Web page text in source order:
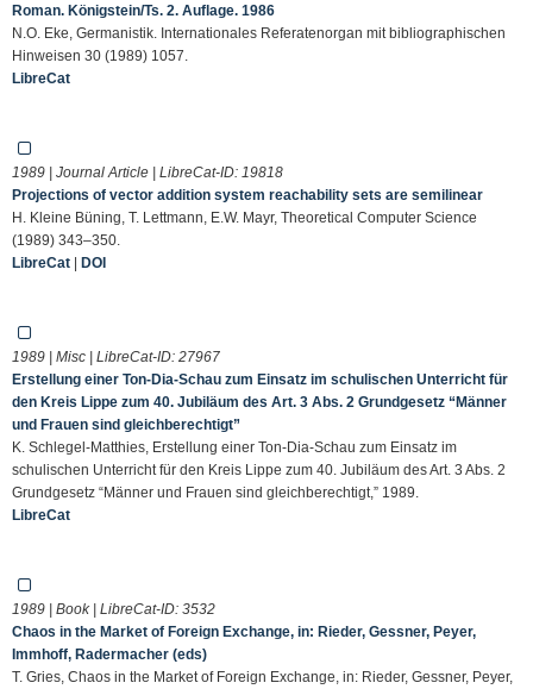
Roman. Königstein/Ts. 2. Auflage. 1986
N.O. Eke, Germanistik. Internationales Referatenorgan mit bibliographischen
Hinweisen 30 (1989) 1057.
LibreCat
1989 | Journal Article | LibreCat-ID: 19818
Projections of vector addition system reachability sets are semilinear
H. Kleine Büning, T. Lettmann, E.W. Mayr, Theoretical Computer Science
(1989) 343–350.
LibreCat | DOI
1989 | Misc | LibreCat-ID: 27967
Erstellung einer Ton-Dia-Schau zum Einsatz im schulischen Unterricht für
den Kreis Lippe zum 40. Jubiläum des Art. 3 Abs. 2 Grundgesetz “Männer
und Frauen sind gleichberechtigt”
K. Schlegel-Matthies, Erstellung einer Ton-Dia-Schau zum Einsatz im
schulischen Unterricht für den Kreis Lippe zum 40. Jubiläum des Art. 3 Abs. 2
Grundgesetz “Männer und Frauen sind gleichberechtigt,” 1989.
LibreCat
1989 | Book | LibreCat-ID: 3532
Chaos in the Market of Foreign Exchange, in: Rieder, Gessner, Peyer,
Immhoff, Radermacher (eds)
T. Gries, Chaos in the Market of Foreign Exchange, in: Rieder, Gessner, Peyer,